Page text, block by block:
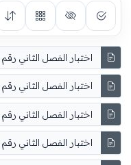
اختبار الفصل الثاني رقم 08
اختبار الفصل الثاني رقم 07
اختبار الفصل الثاني رقم 06
اختبار الفصل الثاني رقم 06